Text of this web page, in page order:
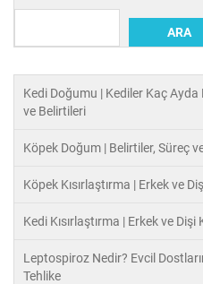
ARA
Kedi Doğumu | Kediler Kaç
ve Belirtileri
Köpek Doğum | Belirtiler, Süreç
Köpek Kısırlaştırma | Erkek ve
Kedi Kısırlaştırma | Erkek ve Dişi
Leptospiroz Nedir? Evcil
Tehlike